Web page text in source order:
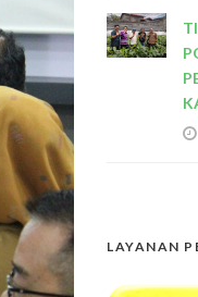
LAYANAN